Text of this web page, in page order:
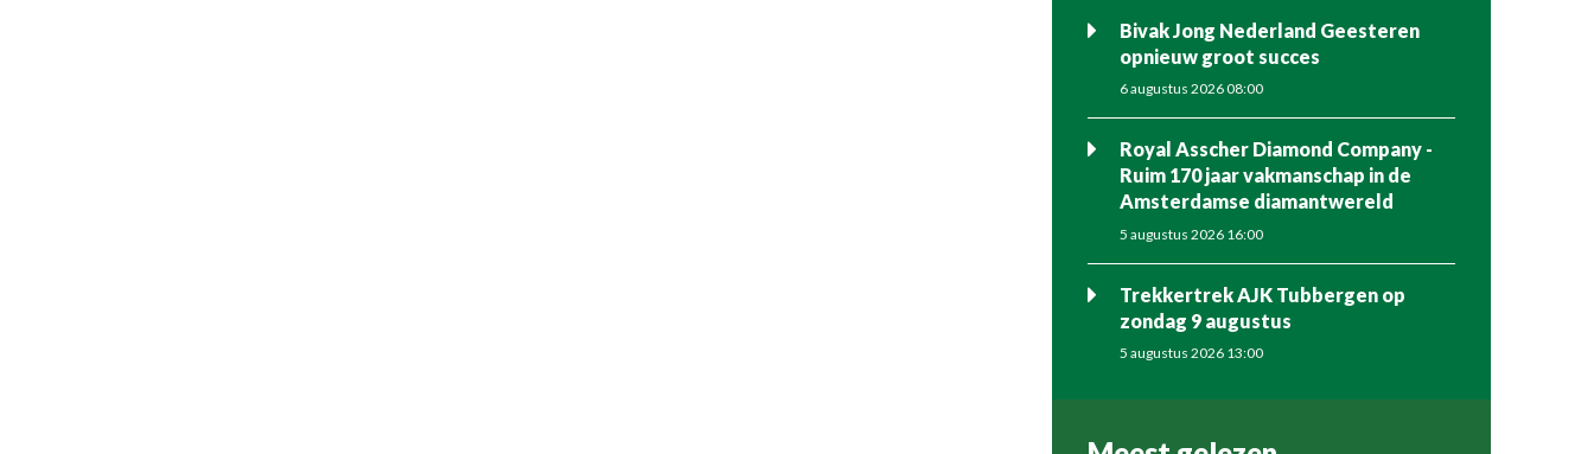
Bivak Jong Nederland Geesteren
opnieuw groot succes
6 augustus 2026 08:00
Royal Asscher Diamond Company -
Ruim 170 jaar vakmanschap in de
Amsterdamse diamantwereld
5 augustus 2026 16:00
Trekkertrek AJK Tubbergen op
zondag 9 augustus
5 augustus 2026 13:00